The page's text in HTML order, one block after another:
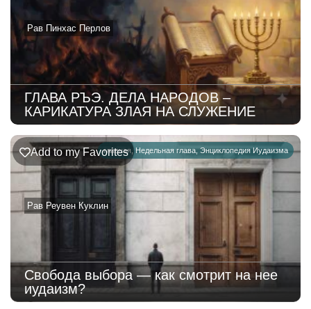
Рав Пинхас Перлов
ГЛАВА РЪЭ. ДЕЛА НАРОДОВ –
КАРИКАТУРА ЗЛАЯ НА СЛУЖЕНИЕ
главная , Недельная глава,Энциклопедия Иудаизма
Рав Реувен Куклин
Add to my Favorites
Свобода выбора — как смотрит на нее
иудаизм?